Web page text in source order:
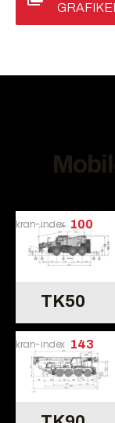
kran-index 100
TK50
kran-index 143